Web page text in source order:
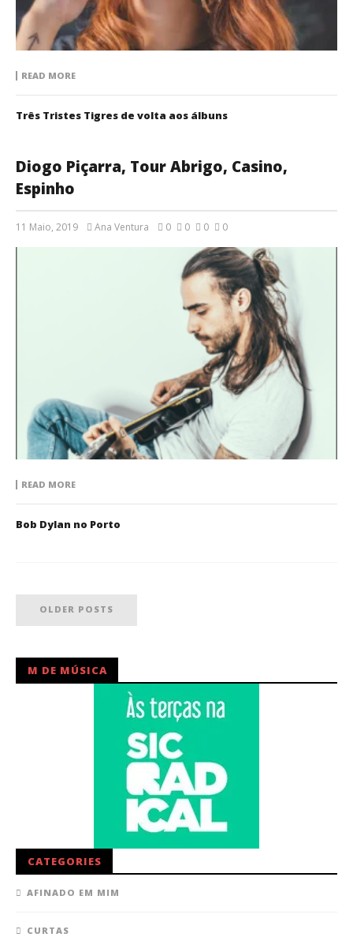
READ MORE
Três Tristes Tigres de volta aos álbuns
Diogo Piçarra, Tour Abrigo, Casino,
Espinho
11 Maio, 2019 Ana Ventura 0 0 0 0
READ MORE
Bob Dylan no Porto
OLDER POSTS
M DE MÚSICA
CATEGORIES
AFINADO EM MIM
CURTAS